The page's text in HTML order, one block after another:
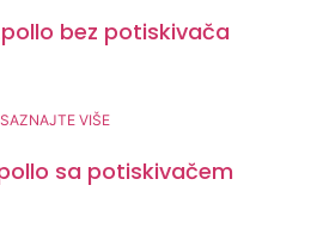
bez potiskivača
SAZNAJTE VIŠE
sa potiskivačem